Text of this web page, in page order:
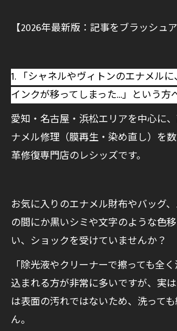
【2026年最新版：記事をブラッシュ
1. 「シャネルやヴィトンのエナメル
インクが移ってしまった…」という方
愛知・名古屋・浜松エリアを中心に
ナメル修理（膜再生・染め直し）を
革修復専門店のレシッズです。
お気に入りのエナメル財布やバッグ
の間にか黒いシミや文字のような色
い、ショックを受けていませんか？
「除光液やクリーナーで擦っても全
込まれる方が非常に多いですが、実
は表面の汚れではないため、洗って
ん。